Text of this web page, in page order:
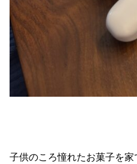
子供のころ憧れたお菓子を